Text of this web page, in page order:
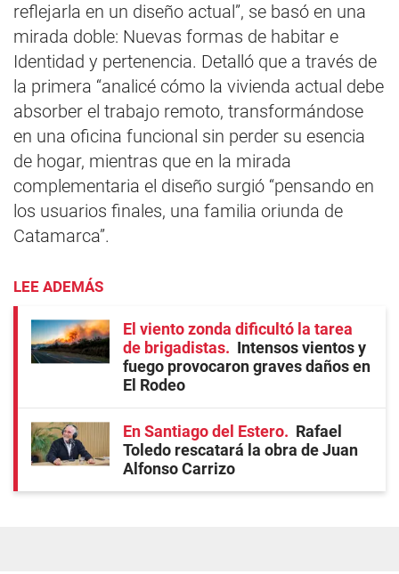
reflejarla en un diseño actual”, se basó en una
mirada doble: Nuevas formas de habitar e
Identidad y pertenencia. Detalló que a través de
la primera “analicé cómo la vivienda actual debe
absorber el trabajo remoto, transformándose
en una oficina funcional sin perder su esencia
de hogar, mientras que en la mirada
complementaria el diseño surgió “pensando en
los usuarios finales, una familia oriunda de
Catamarca”.
LEE ADEMÁS
El viento zonda dificultó la tarea
de brigadistas
Intensos vientos y
fuego provocaron graves daños en
El Rodeo
En Santiago del Estero
Rafael
Toledo rescatará la obra de Juan
Alfonso Carrizo